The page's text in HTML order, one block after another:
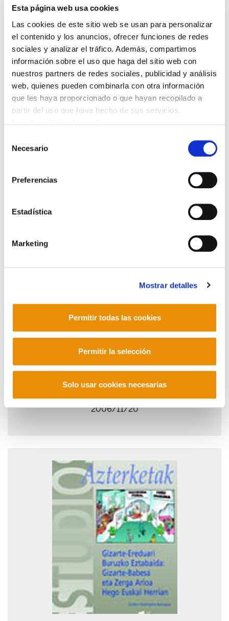
Esta página web usa cookies
Las cookies de este sitio web se usan para personalizar
el contenido y los anuncios, ofrecer funciones de redes
sociales y analizar el tráfico. Además, compartimos
información sobre el uso que haga del sitio web con
nuestros partners de redes sociales, publicidad y análisis
web, quienes pueden combinarla con otra información
que les haya proporcionado o que hayan recopilado a
partir del uso que haya hecho de sus servicios.
Necesario
Preferencias
Estadística
Marketing
Mostrar detalles
Permitir todas las cookies
Permitir la selección
Solo usar cookies necesarias
presupuestos del Gobierno Vasco y del
Gobierno de Navarra para 2007
Estudios 9 - Distribución de la renta y
2006/11/20